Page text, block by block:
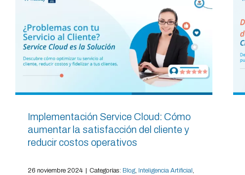
Implementación Service Cloud: Cómo
aumentar la satisfacción del cliente y
reducir costos operativos
26 noviembre 2024 | Categorías: Blog Inteligencia Artificial